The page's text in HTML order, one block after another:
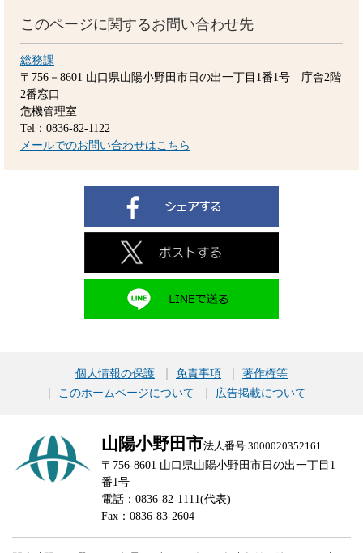
このページに関するお問い合わせ先
総務課
〒756－8601 山口県山陽小野田市日の出一丁目1番1号 庁舎2階
2番窓口
危機管理室
Tel：0836-82-1122
メールでのお問い合わせはこちら
個人情報の保護 免責事項
著作権等
このホームページについて
広告掲載について
山陽小野田市法人番号 3000020352161
〒756-8601 山口県山陽小野田市日の出一丁目1
番1号
電話：0836-82-1111(代表)
Fax：0836-83-2604